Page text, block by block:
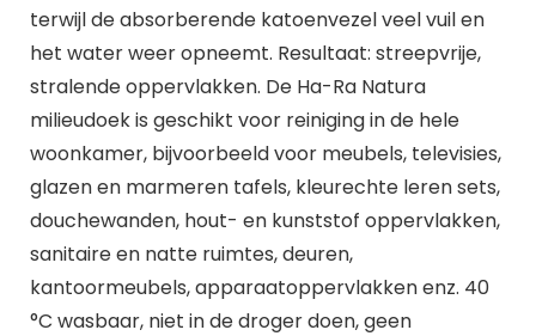
terwijl de absorberende katoenvezel veel vuil en
het water weer opneemt. Resultaat: streepvrije,
stralende oppervlakken. De Ha-Ra Natura
milieudoek is geschikt voor reiniging in de hele
woonkamer, bijvoorbeeld voor meubels, televisies,
glazen en marmeren tafels, kleurechte leren sets,
douchewanden, hout- en kunststof oppervlakken,
sanitaire en natte ruimtes, deuren,
kantoormeubels, apparaatoppervlakken enz. 40
°C wasbaar, niet in de droger doen, geen